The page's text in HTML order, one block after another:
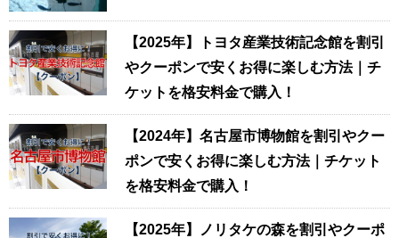
【2025年】トヨタ産業技術記念館を割引
やクーポンで安くお得に楽しむ方法｜チ
ケットを格安料金で購入！
【2024年】名古屋市博物館を割引やクー
ポンで安くお得に楽しむ方法｜チケット
を格安料金で購入！
【2025年】ノリタケの森を割引やクーポ